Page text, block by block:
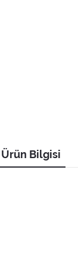
Ürün Bilgisi